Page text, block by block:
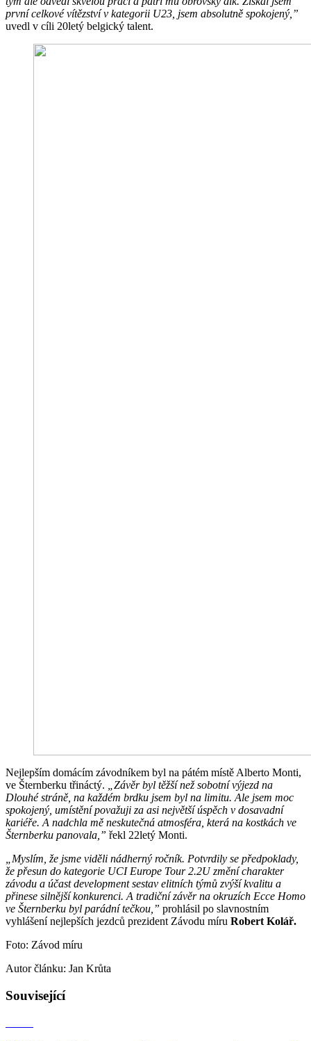
první celkové vítězství v kategorii U23, jsem absolutně spokojený,”
uvedl v cíli 20letý belgický talent.
Nejlepším domácím závodníkem byl na pátém místě Alberto Monti,
ve Šternberku třináctý.
„Závěr byl těžší než sobotní výjezd na
Dlouhé stráně, na každém brdku jsem byl na limitu. Ale jsem moc
spokojený, umístění považuji za asi největší úspěch v dosavadní
kariéře. A nadchla mě neskutečná atmosféra, která na kostkách ve
Šternberku panovala,” řekl 22letý Monti.
„Myslím, že jsme viděli nádherný ročník. Potvrdily se předpoklady,
že přesun do kategorie UCI Europe Tour 2.2U změní charakter
závodu a účast development sestav elitních týmů zvýší kvalitu a
přinese silnější konkurenci. A tradiční závěr na okruzích Ecce Homo
ve Šternberku byl parádní tečkou,” prohlásil po slavnostním
vyhlášení nejlepších jezdců prezident Závodu míru Robert Kolář.
Foto: Závod míru
Autor článku: Jan Krůta
Související